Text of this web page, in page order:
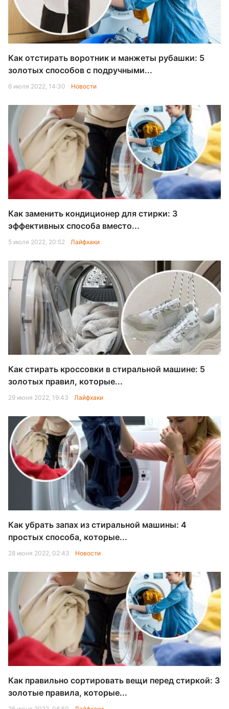
Как отстирать воротник и манжеты рубашки: 5
золотых способов с подручными...
6 июля 2022, 14:30 Новости
Как заменить кондиционер для стирки: 3
эффективных способа вместо...
5 июля 2022, 20:52 Лайфхаки
Как стирать кроссовки в стиральной машине: 5
золотых правил, которые...
29 июня 2022, 19:43 Лайфхаки
Как убрать запах из стиральной машины: 4
простых способа, которые...
28 июня 2022, 02:43 Новости
Как правильно сортировать вещи перед стиркой: 3
золотые правила, которые...